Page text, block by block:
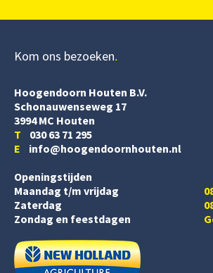
Kom ons bezoeken
Hoogendoorn Houten B.V.
Schonauwenseweg 17
3994 MC Houten
T 030 63 71 295
E info@hoogendoornhouten.nl
Openingstijden
Maandag t/m vrijdag
Zaterdag
Zondag en feestdagen